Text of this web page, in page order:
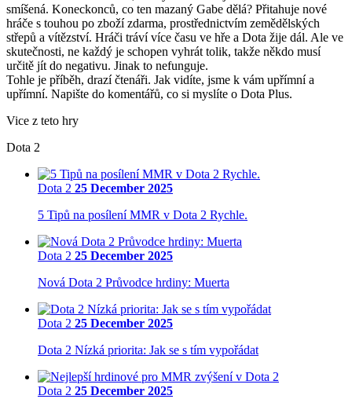
smíšená. Koneckonců, co ten mazaný Gabe dělá? Přitahuje nové
hráče s touhou po zboží zdarma, prostřednictvím zemědělských
střepů a vítězství. Hráči tráví více času ve hře a Dota žije dál. Ale ve
skutečnosti, ne každý je schopen vyhrát tolik, takže někdo musí
určitě jít do negativu. Jinak to nefunguje.
Tohle je příběh, drazí čtenáři. Jak vidíte, jsme k vám upřímní a
upřímní. Napište do komentářů, co si myslíte o Dota Plus.
Vice z teto hry
Dota 2
Dota 2 25 December 2025
5 Tipů na posílení MMR v Dota 2 Rychle.
Dota 2 25 December 2025
Nová Dota 2 Průvodce hrdiny: Muerta
Dota 2 25 December 2025
Dota 2 Nízká priorita: Jak se s tím vypořádat
Dota 2 25 December 2025